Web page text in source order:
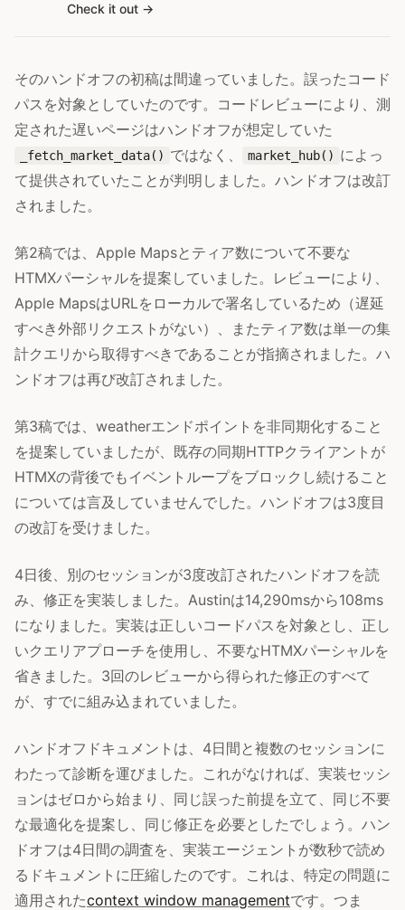
Check it out
そのハンドオフの初稿は間違っていました。誤ったコード
パスを対象としていたのです。コードレビューにより、測
定された遅いページはハンドオフが想定していた
_fetch_market_data() ではなく、 market_hub() によっ
て提供されていたことが判明しました。ハンドオフは改訂
されました。
第2稿では、Apple Mapsとティア数について不要な
HTMXパーシャルを提案していました。レビューにより、
Apple MapsはURLをローカルで署名しているため（遅延
すべき外部リクエストがない）、またティア数は単一の集
計クエリから取得すべきであることが指摘されました。ハ
ンドオフは再び改訂されました。
第3稿では、weatherエンドポイントを非同期化すること
を提案していましたが、既存の同期HTTPクライアントが
HTMXの背後でもイベントループをブロックし続けること
については言及していませんでした。ハンドオフは3度目
の改訂を受けました。
4日後、別のセッションが3度改訂されたハンドオフを読
み、修正を実装しました。Austinは14,290msから108ms
になりました。実装は正しいコードパスを対象とし、正し
いクエリアプローチを使用し、不要なHTMXパーシャルを
省きました。3回のレビューから得られた修正のすべて
が、すでに組み込まれていました。
ハンドオフドキュメントは、4日間と複数のセッションに
わたって診断を運びました。これがなければ、実装セッシ
ョンはゼロから始まり、同じ誤った前提を立て、同じ不要
な最適化を提案し、同じ修正を必要としたでしょう。ハン
ドオフは4日間の調査を、実装エージェントが数秒で読め
るドキュメントに圧縮したのです。これは、特定の問題に
適用されたcontext window managementです。つま